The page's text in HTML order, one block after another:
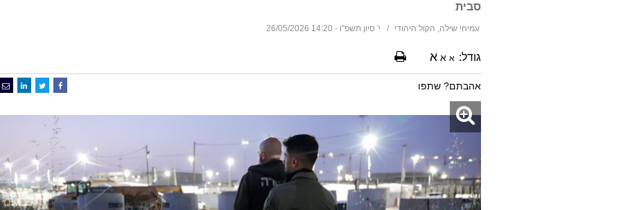
סבית
עמיחי שילה, הקול היהודי י' סיון תשפ"ו - 14:20 26/05/2026
גודל: א א א
אהבתם? שתפו